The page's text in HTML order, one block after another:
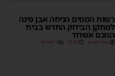
רשות המסים הניחה אבן פינה
למתקן הבידוק החדש בבית
המכס אשדוד
משה קאהן 15:37 1 תגובות